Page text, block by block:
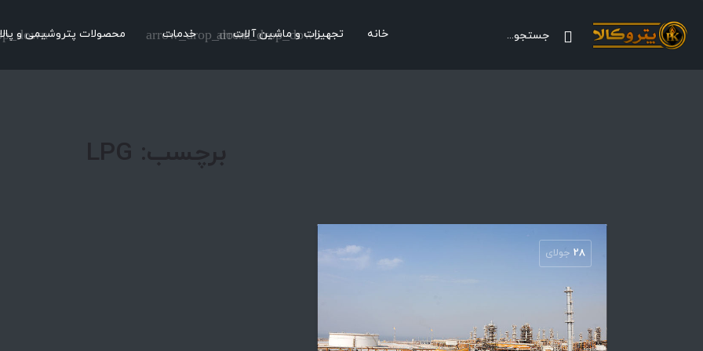
خانه تجهیزات و ماشین آلات
arrow_drop_down خدمات
arrow_drop_down محصولات پتروشیمی و
برچسب: LPG
جولای 28